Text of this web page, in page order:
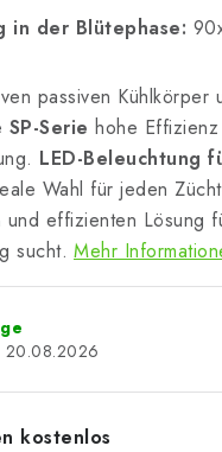
in der Blütephase:
passiven Kühlkörper
SP-Serie hohe
LED-Beleuchtung
Wahl für jeden
und effizienten Lösung
sucht. Mehr
20.08.2026
kostenlos